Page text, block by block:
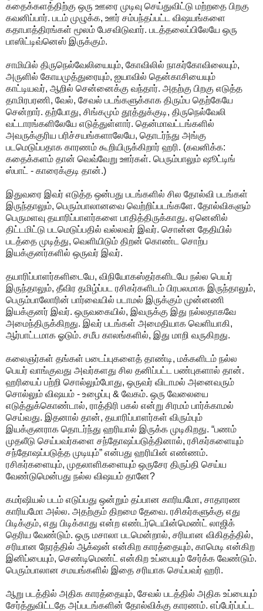
கதைக்களத்திற்கு ஒரு ஊரை முடிவு செய்துவிட்டு மற்றதை பிறகு
கவனிப்பார். படம் முழுக்க, ஊர் சம்பந்தப்பட்ட விஷயங்களை
கதாபாத்திரங்கள் மூலம் பேசவிடுவார். படத்தலைப்பிலேயே ஒரு
பாஸிட்டிவ்னெஸ் இருக்கும்.
சாமியில் திருநெல்வேலியையும், கோவிலில் நாகர்கோவிலையும்,
அருளில் கோயமுத்துரையும், ஐயாவில் தென்காசியையும்
காட்டியவர், ஆறில் சென்னைக்கு வந்தார். அதற்கு பிறகு எடுத்த
தாமிரபரணி, வேல், சேவல் படங்களுக்காக திரும்ப தெற்கேயே
சென்றார். தற்போது, சிங்கமும் தூத்துக்குடி, திருநெல்வேலி
வட்டாரங்களிலேயே எடுத்துள்ளார். தென்மாவட்டங்களில்
அவருக்குரிய பரிச்சயங்களாலேயே, தொடர்ந்து அங்கு
படமெடுப்பதாக காரணம் கூறியிருக்கிறார் ஹரி. (கவனிக்க:
கதைக்களம் தான் வெவ்வேறு ஊர்கள். பெரும்பாலும் ஷூட்டிங்
ஸ்பாட் - காரைக்குடி தான்.)
இதுவரை இவர் எடுத்த ஒன்பது படங்களில் சில தோல்வி படங்கள்
இருந்தாலும், பெரும்பாலானவை வெற்றிப்படங்களே. தோல்விகளும்
பெருமளவு தயாரிப்பாளர்களை பாதித்திருக்காது. ஏனெனில்
திட்டமிட்டு படமெடுப்பதில் வல்லவர் இவர். சொன்ன தேதியில்
படத்தை முடித்து, வெளியிடும் திறன் கொண்ட சொற்ப
இயக்குனர்களில் ஒருவர் இவர்.
தயாரிப்பாளர்களிடையே, விநியோகஸ்தர்களிடயே நல்ல பெயர்
இருந்தாலும், தீவிர தமிழ்ப்பட ரசிகர்களிடம் பிரபலமாக இருந்தாலும்,
பெரும்பாலோரின் பார்வையில் படாமல் இருக்கும் முன்னணி
இயக்குனர் இவர். ஒருவகையில், இவருக்கு இது நல்லதாகவே
அமைந்திருக்கிறது. இவர் படங்கள் அமைதியாக வெளியாகி,
ஆர்பாட்டமாக ஓடும். சமீப காலங்களில், இது மாறி வருகிறது.
கலைஞர்கள் தங்கள் படைப்புகளைத் தாண்டி, மக்களிடம் நல்ல
பெயர் வாங்குவது அவர்களது சில தனிப்பட்ட பண்புகளால் தான்.
ஹரியைப் பற்றி சொல்லும்போது, ஒருவர் விடாமல் அனைவரும்
சொல்லும் விஷயம் - உழைப்பு & வேகம். ஒரு வேலையை
எடுத்துக்கொண்டால், ராத்திரி பகல் என்று சிரமம் பார்க்காமல்
செய்வது. இதனால் தான், தயாரிப்பாளர்கள் விரும்பும்
இயக்குனராக தொடர்ந்து ஹரியால் இருக்க முடிகிறது. “பணம்
முதலீடு செய்பவர்களை சந்தோஷப்படுத்தினால், ரசிகர்களையும்
சந்தோஷப்படுத்த முடியும்” என்பது ஹரியின் எண்ணம்.
ரசிகர்களையும், முதலாளிகளையும் ஒருசேர திருப்தி செய்ய
வேண்டுமென்பது நல்ல விஷயம் தானே?
கமர்ஷியல் படம் எடுப்பது ஒன்றும் தப்பான காரியமோ, சாதாரண
காரியமோ அல்ல. அதற்கும் திறமை தேவை. ரசிகர்களுக்கு எது
பிடிக்கும், எது பிடிக்காது என்ற எண்டர்டெயின்மெண்ட் லாஜிக்
தெரிய வேண்டும். ஒரு மசாலா படமென்றால், சரியான விகிதத்தில்,
சரியான நேரத்தில் ஆக்‌ஷன் என்கிற காரத்தையும், காமெடி என்கிற
இனிப்பையும், செண்டிமெண்ட் என்கிற உப்பையும் சேர்க்க வேண்டும்.
பெரும்பாலான சமயங்களில் இதை சரியாக செய்பவர் ஹரி.
ஆறு படத்தில் அதிக காரத்தையும், சேவல் படத்தில் அதிக உப்பையும்
சேர்த்துவிட்டதே அப்படங்களின் தோல்விக்கு காரணம். எப்பேர்ப்பட்ட